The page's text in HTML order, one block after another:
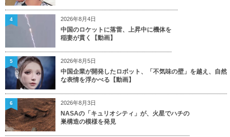
2026年8月4日
中国のロケットに落雷、上昇中に機体を
稲妻が貫く【動画】
4
2026年8月5日
中国企業が開発したロボット、「不気味の壁」を越え、自然
な表情を浮かべる【動画】
5
2026年8月3日
NASAの「キュリオシティ」が、火星でハチの
巣構造の模様を発見
6